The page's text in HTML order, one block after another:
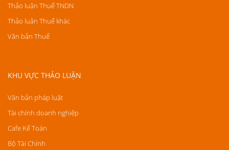
Thảo luận Thuế TNDN
Thảo luận Thuế khác
Văn bản Thuế
KHU VỰC THẢO LUẬN
Văn bản pháp luật
Tài chính doanh nghiệp
Cafe Kế Toán
Bộ Tài Chính